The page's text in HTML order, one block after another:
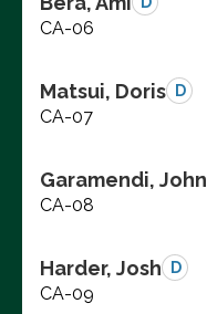
CA-06
Matsui, Doris D
CA-07
Garamendi, John
CA-08
Harder, Josh D
CA-09